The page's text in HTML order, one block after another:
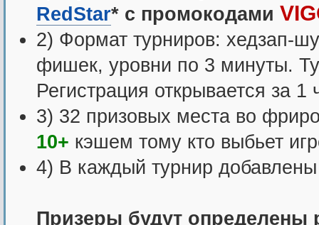
RedStar* с промокодами
2) Формат турниров: хедзап-
фишек, уровни по 3 минуты.
Регистрация открывается за 1
3) 32 призовых места во
10+ кэшем тому кто выбьет
4) В каждый турнир
Призеры будут определены